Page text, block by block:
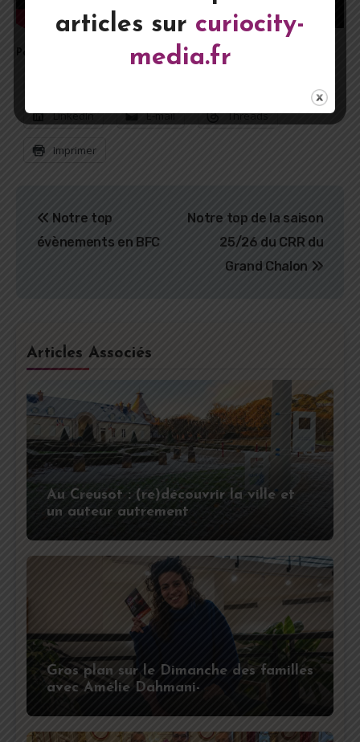
LinkedIn E-mail Threads
Imprimer
de
Notre top
évènements en BFC
Notre top de la saison
25/26 du CRR du
Grand Chalon
Articles Associés
Au Creusot : (re)découvrir la ville et
un auteur autrement
Gros plan sur le Dimanche des familles
avec Amélie Dahmani-
Moussa (secrétaire générale de L’arc)
articles sur curiocity-
media.fr